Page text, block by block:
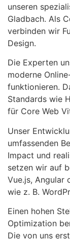
unseren
Gladbach. Als
verbinden wir
Design.
Die Experten
moderne
funktionieren.
Standards wie
für Core Web
Unser
umfassenden
Impact und
setzen wir auf
Vue.js, Angular
wie z. B.
Einen hohen
Optimization
Die von uns